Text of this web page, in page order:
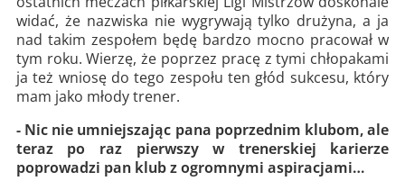
widać, że nazwiska nie wygrywają tylko drużyna, a ja
nad takim zespołem będę bardzo mocno pracował w
tym roku. Wierzę, że poprzez pracę z tymi chłopakami
ja też wniosę do tego zespołu ten głód sukcesu, który
mam jako młody trener.
- Nic nie umniejszając pana poprzednim klubom, ale
teraz po raz pierwszy w trenerskiej karierze
poprowadzi pan klub z ogromnymi aspiracjami…